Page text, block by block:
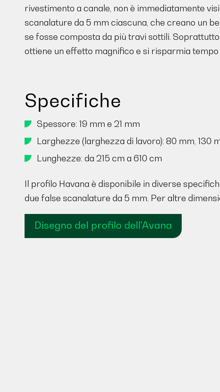
rivestimento a canale, non è immediatamente
scanalature da 5 mm ciascuna, che creano un
se fosse composta da più travi sottili.
ottiene un effetto magnifico e si risparmia tempo
Specifiche
Spessore: 19 mm e 21 mm
Larghezze (larghezza di lavoro): 80 mm, 130
Lunghezze: da 215 cm a 610 cm
Il profilo Havana è disponibile in diverse
due false scanalature da 5 mm. Per altre
Disegno del profilo dell'Avana